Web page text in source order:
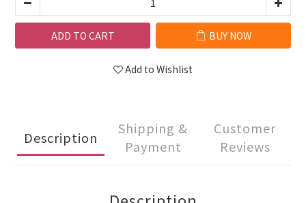
ADD TO CART BUY NOW
Add to Wishlist
Description
Shipping &
Payment
Customer
Reviews